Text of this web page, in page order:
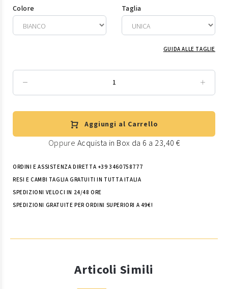
Colore Taglia
GUIDA ALLE TAGLIE
Aggiungi al Carrello
Oppure Acquista in Box da 6 a 23,40 €
ORDINI E ASSISTENZA DIRETTA +39 3460758777
RESI E CAMBI TAGLIA GRATUITI IN TUTTA ITALIA
SPEDIZIONI VELOCI IN 24/48 ORE
SPEDIZIONI GRATUITE PER ORDINI SUPERIORI A 49€!
Articoli Simili